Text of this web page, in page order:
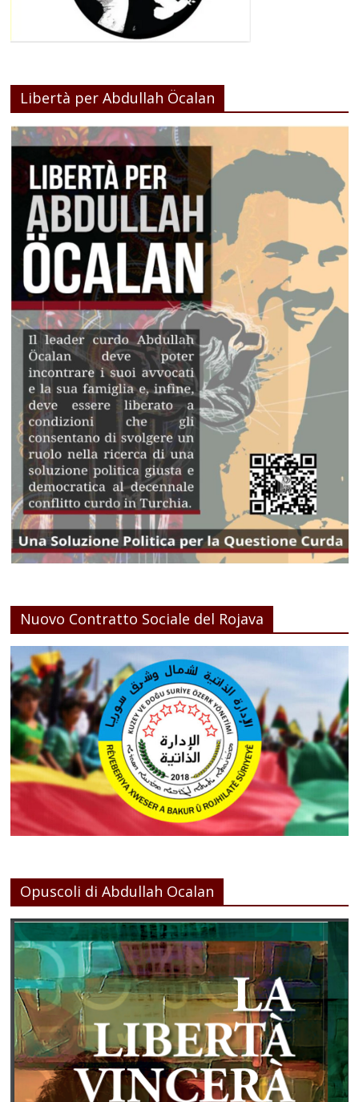
Libertà per Abdullah Öcalan
Nuovo Contratto Sociale del Rojava
Opuscoli di Abdullah Ocalan